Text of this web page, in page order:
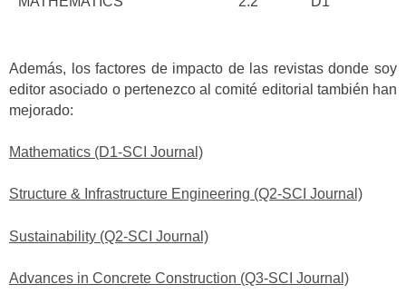
Además, los factores de impacto de las revistas donde soy
editor asociado o pertenezco al comité editorial también han
mejorado:
Mathematics (D1-SCI Journal)
Structure & Infrastructure Engineering (Q2-SCI Journal)
Sustainability (Q2-SCI Journal)
Advances in Concrete Construction (Q3-SCI Journal)